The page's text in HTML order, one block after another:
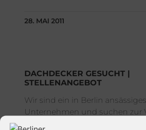
28. MAI 2011
DACHDECKER GESUCHT |
STELLENANGEBOT
Wir sind ein in Berlin ansässiges
Unternehmen und suchen zur